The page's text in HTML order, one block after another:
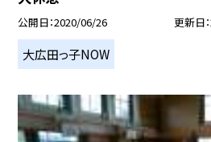
公開日 2020/06/26 更新日
大広田っ子NOW